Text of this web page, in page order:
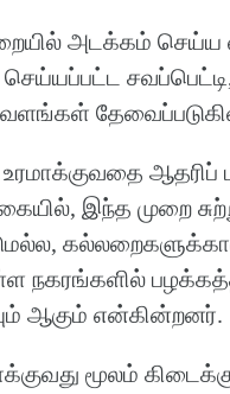
அடக்கம் செய்ய
சவப்பெட்டி,
ஆதரிப்
இந்த முறை
நகரங்களில்
ஆகும் என்கின்றனர்.
மூலம்